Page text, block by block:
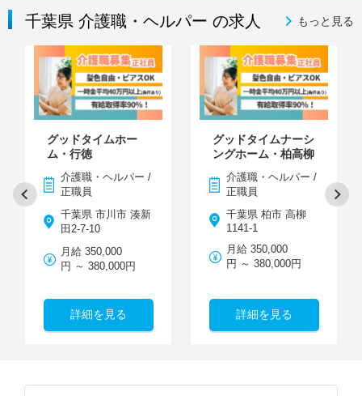
千葉県 介護職・ヘルパー の求人 もっと見る
グッドタイムホー
ム・行徳
介護職・ヘルパー /
正職員
千葉県 市川市 湊新
田2-7-10
月給 350,000
円 ～ 380,000円
詳細を見る
グッドタイムナーシ
ングホーム・柏高柳
介護職・ヘルパー /
正職員
千葉県 柏市 高柳
1141-1
月給 350,000
円 ～ 380,000円
詳細を見る